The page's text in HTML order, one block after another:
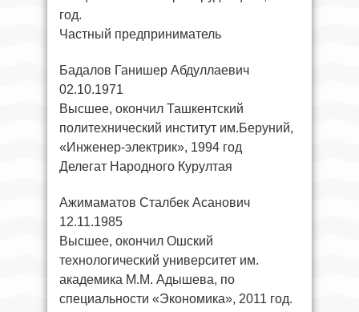
год.
Частный предприниматель
Бадалов Ганишер Абдуллаевич
02.10.1971
Высшее, окончил Ташкентский
политехнический институт им.Беруний,
«Инженер-электрик», 1994 год
Делегат Народного Курултая
Ажимаматов Сталбек Асанович
12.11.1985
Высшее, окончил Ошский
технологический университет им.
академика М.М. Адышева, по
специальности «Экономика», 2011 год.